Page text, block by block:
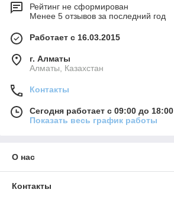
Рейтинг не сформирован
Менее 5 отзывов за последний год
Работает с 16.03.2015
г. Алматы
Алматы, Казахстан
Контакты
Сегодня работает с 09:00 до 18:00
Показать весь график работы
О нас
Контакты